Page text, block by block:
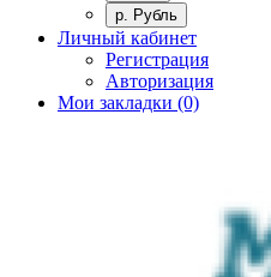
р. Рубль
Личный кабинет
Регистрация
Авторизация
Мои закладки (0)